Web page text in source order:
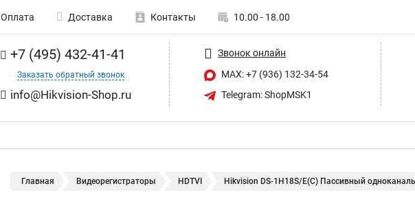
Оплата Доставка Контакты 10.00 - 18.00
+7 (495) 432-41-41
Заказать обратный звонок
info@Hikvision-Shop.ru
Звонок онлайн
MAX: +7 (936) 132-34-54
Telegram: ShopMSK1
Главная Видеорегистраторы HDTVI Hikvision DS-1H18S/E(C) Пассивный